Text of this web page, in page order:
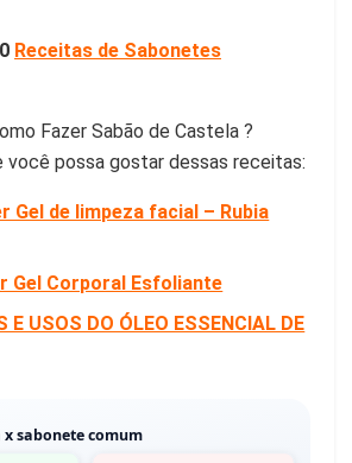
Receitas de Sabonetes
Fazer Sabão de Castela ?
você possa gostar dessas receitas:
Gel de limpeza facial – Rubia
Gel Corporal Esfoliante
E USOS DO ÓLEO ESSENCIAL DE
x sabonete comum